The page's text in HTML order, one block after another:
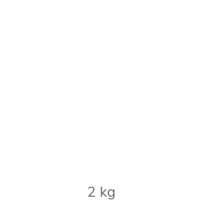
2 kg